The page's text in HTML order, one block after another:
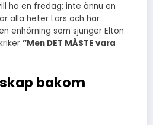
ha en fredag: inte ännu en
alla heter Lars och har
enhörning som sjunger Elton
”Men DET MÅSTE vara
bakom